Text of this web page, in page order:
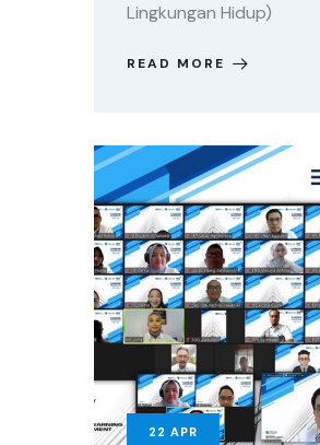
Lingkungan Hidup)
READ MORE
22 APR